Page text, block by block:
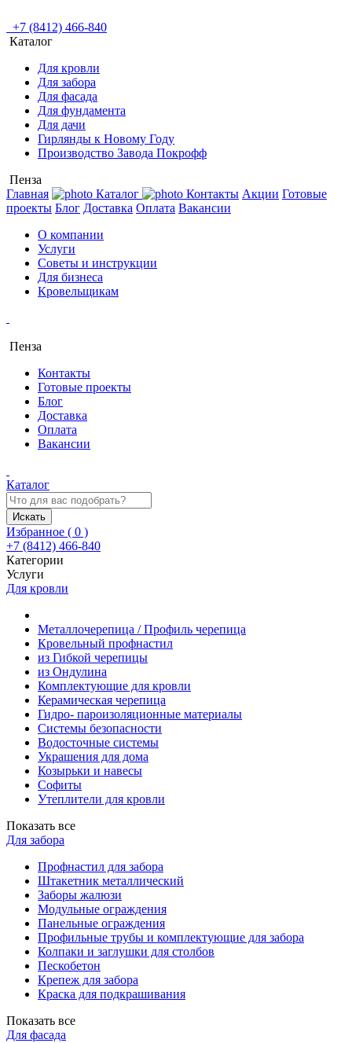
+7 (8412) 466-840
Каталог
Для кровли
Для забора
Для фасада
Для фундамента
Для дачи
Гирлянды к Новому Году
Производство Завода Покрофф
Пенза
Главная
Каталог Контакты Акции Готовые
проекты Блог Доставка Оплата Вакансии
О компании
Услуги
Советы и инструкции
Для бизнеса
Кровельщикам
Пенза
Контакты
Готовые проекты
Блог
Доставка
Оплата
Вакансии
Каталог
Искать
Избранное ( 0 )
+7 (8412) 466-840
Категории
Услуги
Для кровли
Металлочерепица / Профиль черепица
Кровельный профнастил
из Гибкой черепицы
из Ондулина
Комплектующие для кровли
Керамическая черепица
Гидро- пароизоляционные материалы
Системы безопасности
Водосточные системы
Украшения для дома
Козырьки и навесы
Софиты
Утеплители для кровли
Показать все
Для забора
Профнастил для забора
Штакетник металлический
Заборы жалюзи
Модульные ограждения
Панельные ограждения
Профильные трубы и комплектующие для забора
Колпаки и заглушки для столбов
Пескобетон
Крепеж для забора
Краска для подкрашивания
Показать все
Для фасада